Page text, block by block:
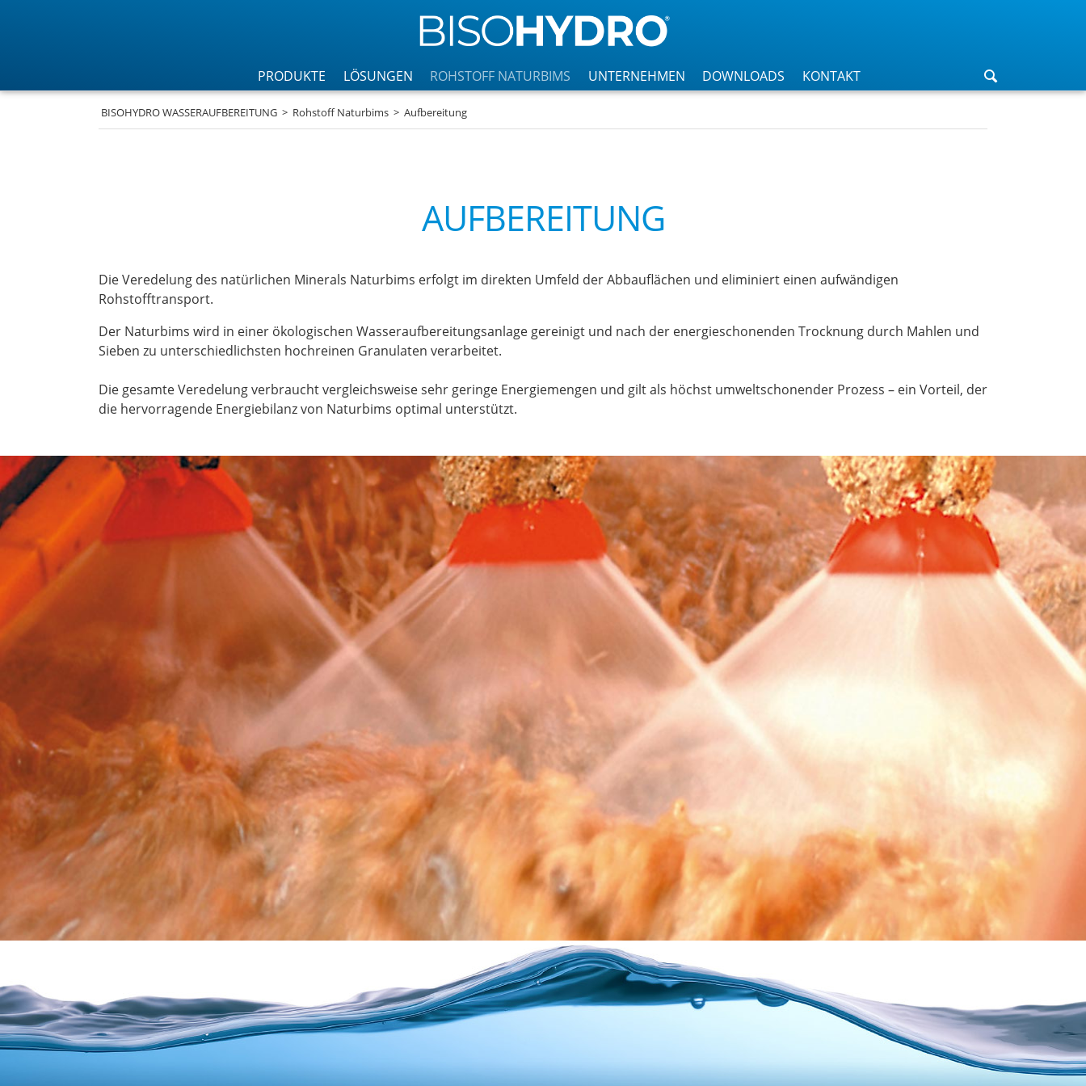
PRODUKTE LÖSUNGEN ROHSTOFF NATURBIMS UNTERNEHMEN DOWNLOADS KONTAKT
BISOHYDRO WASSERAUFBEREITUNG Rohstoff Naturbims Aufbereitung
AUFBEREITUNG
Die Veredelung des natürlichen Minerals Naturbims erfolgt im direkten Umfeld der Abbauflächen und eliminiert einen aufwändigen
Rohstofftransport.
Der Naturbims wird in einer ökologischen Wasseraufbereitungsanlage gereinigt und nach der energieschonenden Trocknung durch Mahlen und
Sieben zu unterschiedlichsten hochreinen Granulaten verarbeitet.
Die gesamte Veredelung verbraucht vergleichsweise sehr geringe Energiemengen und gilt als höchst umweltschonender Prozess – ein Vorteil, der
die hervorragende Energiebilanz von Naturbims optimal unterstützt.